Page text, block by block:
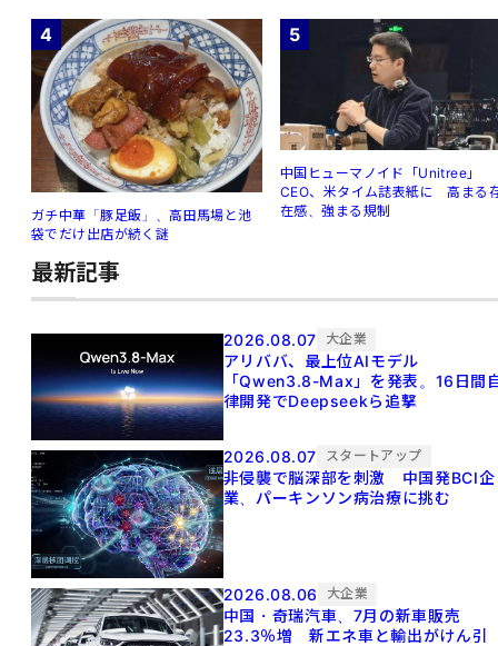
4
ガチ中華「豚足飯」、高田馬場と池
袋でだけ出店が続く謎
5
中国ヒューマノイド「Unitree」
CEO、米タイム誌表紙に 高まる
在感、強まる規制
最新記事
2026.08.07 大企業
アリババ、最上位AIモデル
「Qwen3.8-Max」を発表。16日間
律開発でDeepseekら追撃
2026.08.07 スタートアップ
非侵襲で脳深部を刺激 中国発BCI企
業、パーキンソン病治療に挑む
2026.08.06 大企業
中国・奇瑞汽車、7月の新車販売
23.3％増 新エネ車と輸出がけん引